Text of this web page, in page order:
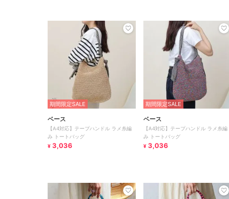
期間限定SALE
ベース
【A4対応】テープハンドル ラメ糸編
み トートバッグ
¥ 3,036
期間限定SALE
ベース
【A4対応】テープハンドル ラメ糸編
み トートバッグ
¥ 3,036